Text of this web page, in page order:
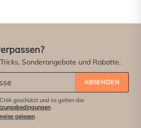
Sonderangebote und Rabatte.
ABSENDEN
geschützt und es gelten die
.
gelesen.